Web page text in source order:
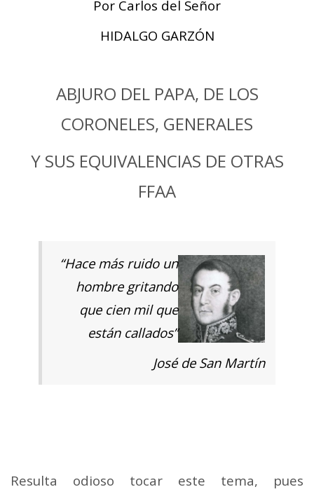
Por Carlos del Señor
HIDALGO GARZÓN
ABJURO DEL PAPA, DE LOS
CORONELES, GENERALES
Y SUS EQUIVALENCIAS DE OTRAS
FFAA
“Hace más ruido un
hombre gritando
que cien mil que
están callados”
José de San Martín
Resulta odioso tocar este tema, pues